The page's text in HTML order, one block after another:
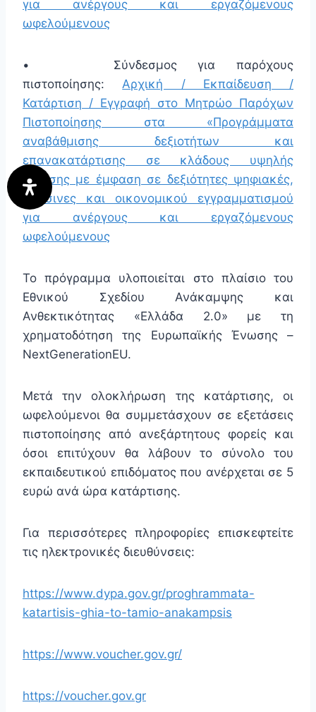
για ανέργους και εργαζόμενους
ωφελούμενους
• Σύνδεσμος για παρόχους
πιστοποίησης:Αρχική / Εκπαίδευση /
Κατάρτιση / Εγγραφή στο Μητρώο Παρόχων
Πιστοποίησης στα «Προγράμματα
αναβάθμισης δεξιοτήτων και
επανακατάρτισης σε κλάδους υψηλής
ζήτησης με έμφαση σε δεξιότητες ψηφιακές,
πράσινες και οικονομικού εγγραμματισμού
για ανέργους και εργαζόμενους
ωφελούμενους
Το πρόγραμμα υλοποιείται στο πλαίσιο του
Εθνικού Σχεδίου Ανάκαμψης και
Ανθεκτικότητας «Ελλάδα 2.0» με τη
χρηματοδότηση της Ευρωπαϊκής Ένωσης –
NextGenerationEU.
Μετά την ολοκλήρωση της κατάρτισης, οι
ωφελούμενοι θα συμμετάσχουν σε εξετάσεις
πιστοποίησης από ανεξάρτητους φορείς και
όσοι επιτύχουν θα λάβουν το σύνολο του
εκπαιδευτικού επιδόματος που ανέρχεται σε 5
ευρώ ανά ώρα κατάρτισης.
Για περισσότερες πληροφορίες επισκεφτείτε
τις ηλεκτρονικές διευθύνσεις:
https://www.dypa.gov.gr/proghrammata-
katartisis-ghia-to-tamio-anakampsis
https://www.voucher.gov.gr/
https://voucher.gov.gr